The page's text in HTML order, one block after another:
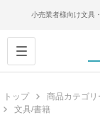
小売業者様向け文具
トップ 商品カテゴ
文具/書籍